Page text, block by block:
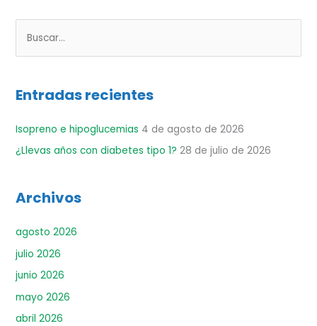
u
c
r
p
r
Entradas recientes
Isopreno e hipoglucemias 4 de agosto de 2026
¿Llevas años con diabetes tipo 1? 28 de julio de 2026
Archivos
agosto 2026
julio 2026
junio 2026
mayo 2026
abril 2026